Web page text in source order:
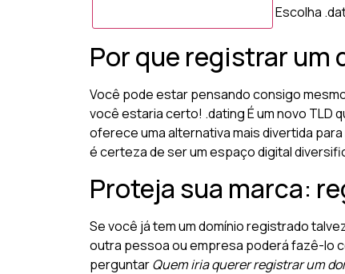
Escolha
Por que registrar um
Você pode estar pensando consigo
você estaria certo! .dating É um novo TLD
oferece uma alternativa mais divertida
é certeza de ser um espaço digital
Proteja sua marca:
Se você já tem um domínio registrado
outra pessoa ou empresa poderá fazê-lo
perguntarQuem iria querer registrar um